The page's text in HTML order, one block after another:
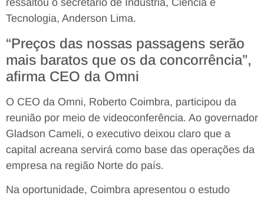
ressaltou o secretário de Indústria, Ciência e
Tecnologia, Anderson Lima.
“Preços das nossas passagens serão
mais baratos que os da concorrência”,
afirma CEO da Omni
O CEO da Omni, Roberto Coimbra, participou da
reunião por meio de videoconferência. Ao governador
Gladson Cameli, o executivo deixou claro que a
capital acreana servirá como base das operações da
empresa na região Norte do país.
Na oportunidade, Coimbra apresentou o estudo